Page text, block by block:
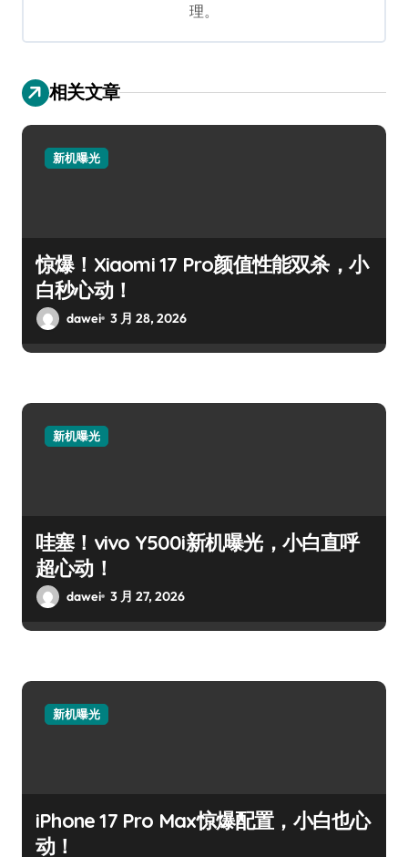
理。
相关文章
新机曝光
惊爆！Xiaomi 17 Pro颜值性能双杀，小
白秒心动！
dawei 3 月 28, 2026
新机曝光
哇塞！vivo Y500i新机曝光，小白直呼
超心动！
dawei 3 月 27, 2026
新机曝光
iPhone 17 Pro Max惊爆配置，小白也心
动！